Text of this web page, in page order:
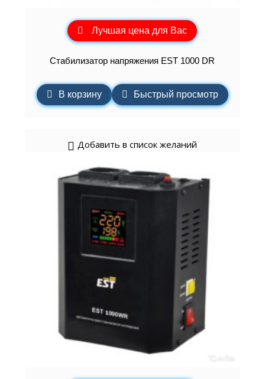
Лучшая цена для Вас
Стабилизатор напряжения EST 1000 DR
В корзину Быстрый просмотр
Добавить в список желаний